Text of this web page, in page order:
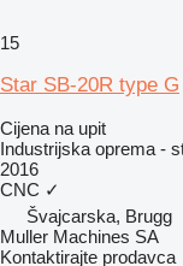
15
Star SB-20R type G
Cijena na upit
Industrijska oprema -
2016
CNC ✓
Švајcarska, Brugg
Muller Machines SA
Kontaktirajte prodavca